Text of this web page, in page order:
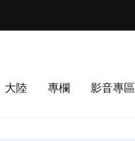
大陸 專欄 影音專區